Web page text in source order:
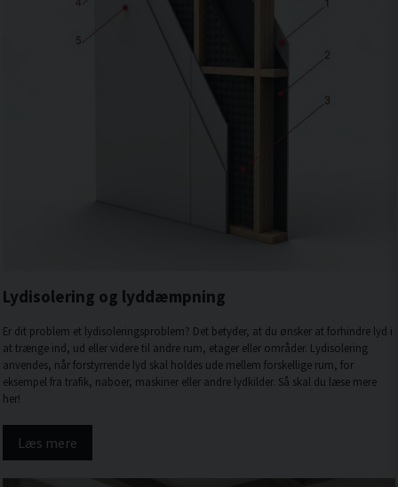
Lydisolering og lyddæmpning
Er dit problem et lydisoleringsproblem? Det betyder, at du ønsker at forhindre lyd i
at trænge ind, ud eller videre til andre rum, etager eller områder. Lydisolering
anvendes, når forstyrrende lyd skal holdes ude mellem forskellige rum, for
eksempel fra trafik, naboer, maskiner eller andre lydkilder. Så skal du læse mere
her!
Læs mere